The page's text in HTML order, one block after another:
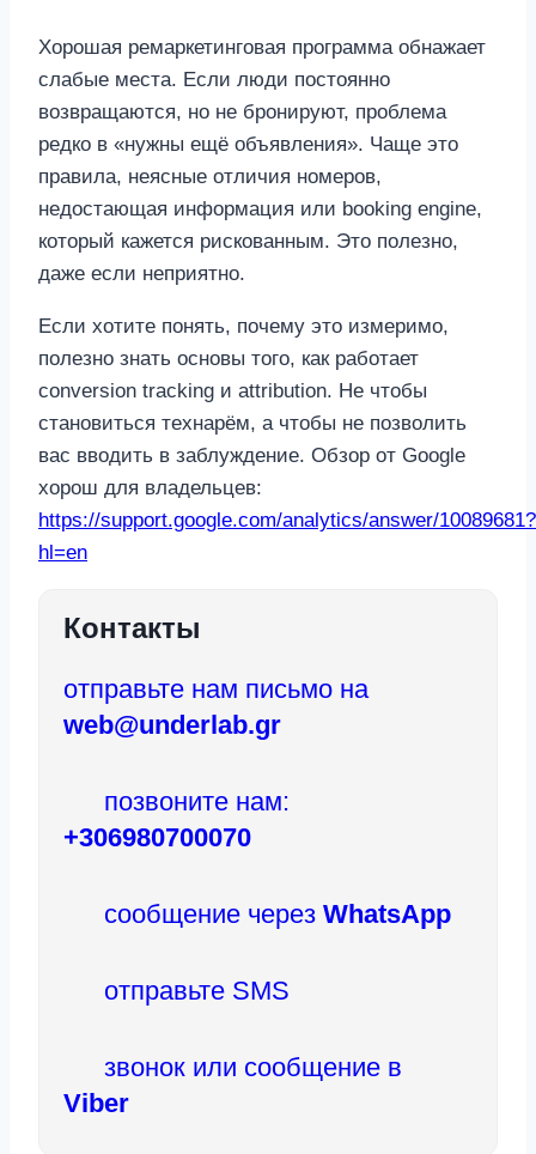
Хорошая ремаркетинговая программа обнажает
слабые места. Если люди постоянно
возвращаются, но не бронируют, проблема
редко в «нужны ещё объявления». Чаще это
правила, неясные отличия номеров,
недостающая информация или booking engine,
который кажется рискованным. Это полезно,
даже если неприятно.
Если хотите понять, почему это измеримо,
полезно знать основы того, как работает
conversion tracking и attribution. Не чтобы
становиться технарём, а чтобы не позволить
вас вводить в заблуждение. Обзор от Google
хорош для владельцев:
https://support.google.com/analytics/answer/10089681?
hl=en
Контакты
отправьте нам письмо на
web@underlab.gr
позвоните нам:
+306980700070
сообщение через WhatsApp
отправьте SMS
звонок или сообщение в
Viber